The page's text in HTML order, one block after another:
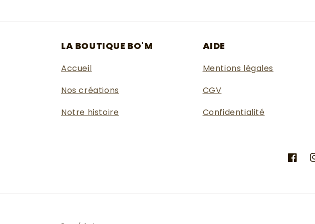
LA BOUTIQUE BO'M
Accueil
Nos créations
Notre histoire
AIDE
Mentions légales
CGV
Confidentialité